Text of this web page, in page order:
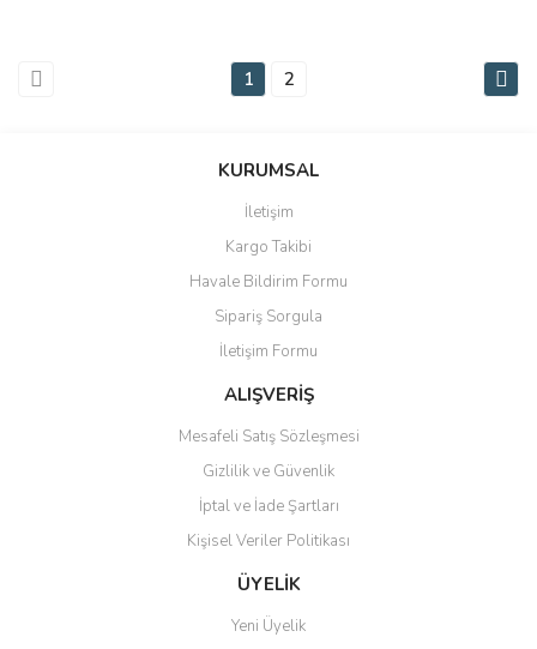
1 2
KURUMSAL
İletişim
Kargo Takibi
Havale Bildirim Formu
Sipariş Sorgula
İletişim Formu
ALIŞVERİŞ
Mesafeli Satış Sözleşmesi
Gizlilik ve Güvenlik
İptal ve İade Şartları
Kişisel Veriler Politikası
ÜYELİK
Yeni Üyelik